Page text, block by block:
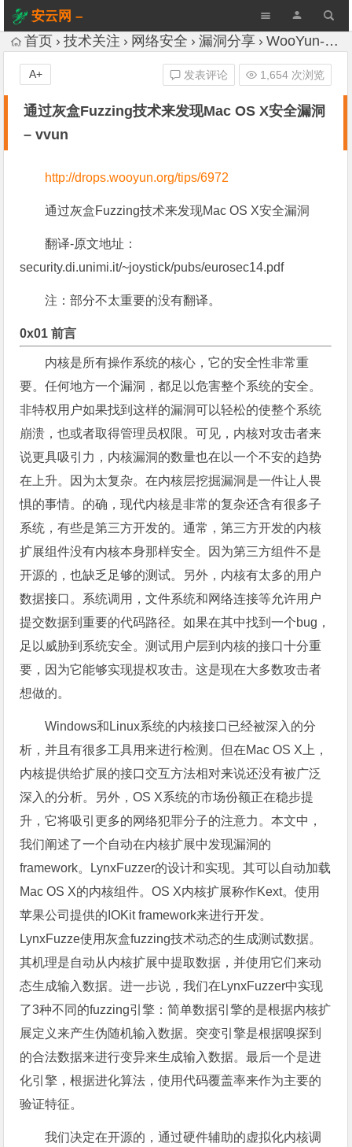
安云网 –
AnYun.ORG
首页 技术关注 网络安全 漏洞分享 WooYun-Drops
通过灰盒Fuzzing技术来发现Mac OS X安全漏洞
– vvun
发表评论 1,654 次浏览
A+
http://drops.wooyun.org/tips/6972
通过灰盒Fuzzing技术来发现Mac OS X安全漏洞
翻译-原文地址：
security.di.unimi.it/~joystick/pubs/eurosec14.pdf
注：部分不太重要的没有翻译。
0x01 前言
内核是所有操作系统的核心，它的安全性非常重
要。任何地方一个漏洞，都足以危害整个系统的安全。
非特权用户如果找到这样的漏洞可以轻松的使整个系统
崩溃，也或者取得管理员权限。可见，内核对攻击者来
说更具吸引力，内核漏洞的数量也在以一个不安的趋势
在上升。因为太复杂。在内核层挖掘漏洞是一件让人畏
惧的事情。的确，现代内核是非常的复杂还含有很多子
系统，有些是第三方开发的。通常，第三方开发的内核
扩展组件没有内核本身那样安全。因为第三方组件不是
开源的，也缺乏足够的测试。另外，内核有太多的用户
数据接口。系统调用，文件系统和网络连接等允许用户
提交数据到重要的代码路径。如果在其中找到一个bug，
足以威胁到系统安全。测试用户层到内核的接口十分重
要，因为它能够实现提权攻击。这是现在大多数攻击者
想做的。
Windows和Linux系统的内核接口已经被深入的分
析，并且有很多工具用来进行检测。但在Mac OS X上，
内核提供给扩展的接口交互方法相对来说还没有被广泛
深入的分析。另外，OS X系统的市场份额正在稳步提
升，它将吸引更多的网络犯罪分子的注意力。本文中，
我们阐述了一个自动在内核扩展中发现漏洞的
framework。LynxFuzzer的设计和实现。其可以自动加载
Mac OS X的内核组件。OS X内核扩展称作Kext。使用
苹果公司提供的IOKit framework来进行开发。
LynxFuzze使用灰盒fuzzing技术动态的生成测试数据。
其机理是自动从内核扩展中提取数据，并使用它们来动
态生成输入数据。进一步说，我们在LynxFuzzer中实现
了3种不同的fuzzing引擎：简单数据引擎的是根据内核扩
展定义来产生伪随机输入数据。突变引擎是根据嗅探到
的合法数据来进行变异来生成输入数据。最后一个是进
化引擎，根据进化算法，使用代码覆盖率来作为主要的
验证特征。
我们决定在开源的，通过硬件辅助的虚拟化内核调